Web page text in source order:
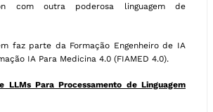
com outra poderosa linguagem de
faz parte da Formação Engenheiro de IA
IA Para Medicina 4.0 (FIAMED 4.0).
LLMs Para Processamento de Linguagem